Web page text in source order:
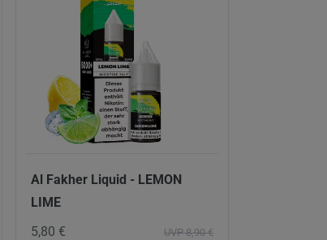
Al Fakher Liquid - LEMON
LIME
UVP 8,90 €
5,80 €